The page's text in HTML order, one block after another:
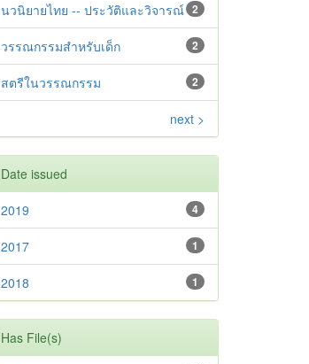
2
นวนิยายไทย -- ประวัติและวิจารณ์
2
วรรณกรรมสำหรับเด็ก
2
สตรีในวรรณกรรม
next >
Date issued
4
2019
1
2017
1
2018
Has File(s)